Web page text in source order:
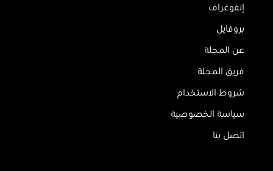
إنفوغراف
بروفايل
عن المجلة
فريق المجلة
شروط الاستخدام
سياسة الخصوصية
اتصل بنا